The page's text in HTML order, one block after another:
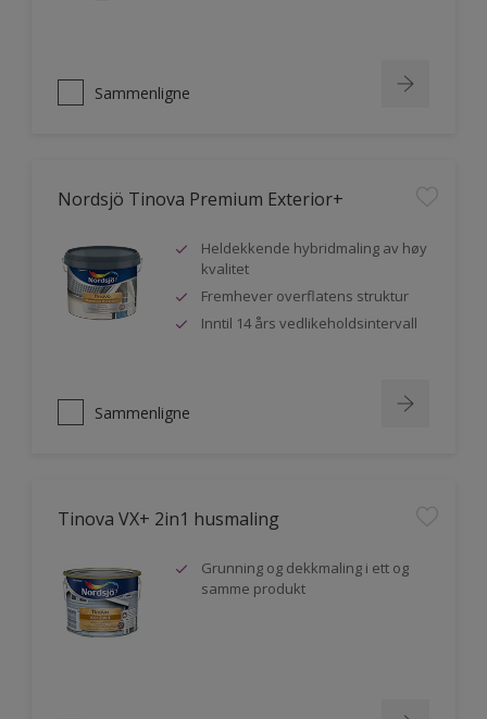
Sammenligne
Nordsjö Tinova Premium Exterior+
Heldekkende hybridmaling av høy
kvalitet
Fremhever overflatens struktur
Inntil 14 års vedlikeholdsintervall
Sammenligne
Tinova VX+ 2in1 husmaling
Grunning og dekkmaling i ett og
samme produkt